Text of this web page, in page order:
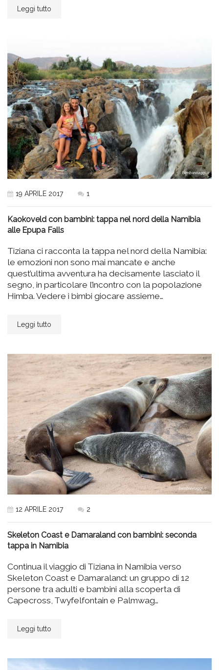
Leggi tutto
19 APRILE 2017 1
Kaokoveld con bambini: tappa nel nord della Namibia
alle Epupa Falls
Tiziana ci racconta la tappa nel nord della Namibia:
le emozioni non sono mai mancate e anche
quest’ultima avventura ha decisamente lasciato il
segno, in particolare l’incontro con la popolazione
Himba. Vedere i bimbi giocare assieme…
Leggi tutto
12 APRILE 2017 2
Skeleton Coast e Damaraland con bambini: seconda
tappa in Namibia
Continua il viaggio di Tiziana in Namibia verso
Skeleton Coast e Damaraland: un gruppo di 12
persone tra adulti e bambini alla scoperta di
Capecross, Twyfelfontain e Palmwag…
Leggi tutto